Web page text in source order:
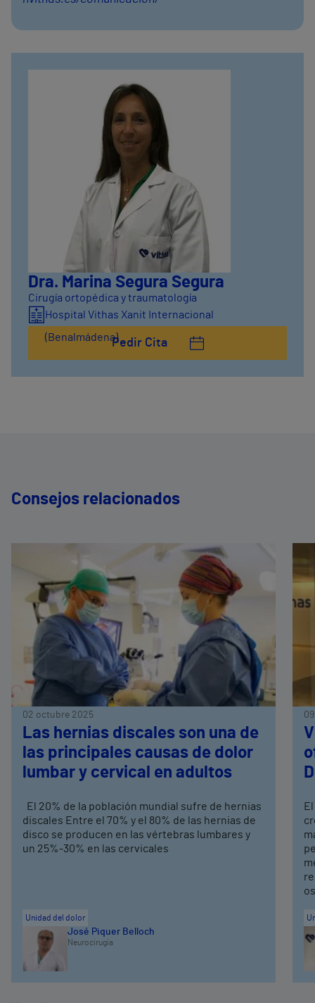
Dra. Marina Segura Segura
Cirugía ortopédica y traumatología
Hospital Vithas Xanit Internacional
(Benalmádena)Pedir Cita
Consejos relacionados
02 octubre 2025
Las hernias discales son una de
las principales causas de dolor
lumbar y cervical en adultos
El 20% de la población mundial sufre de hernias
discales Entre el 70% y el 80% de las hernias de
disco se producen en las vértebras lumbares y
un 25%-30% en las cervicales
Unidad del dolor
José Piquer Belloch
Neurocirugía